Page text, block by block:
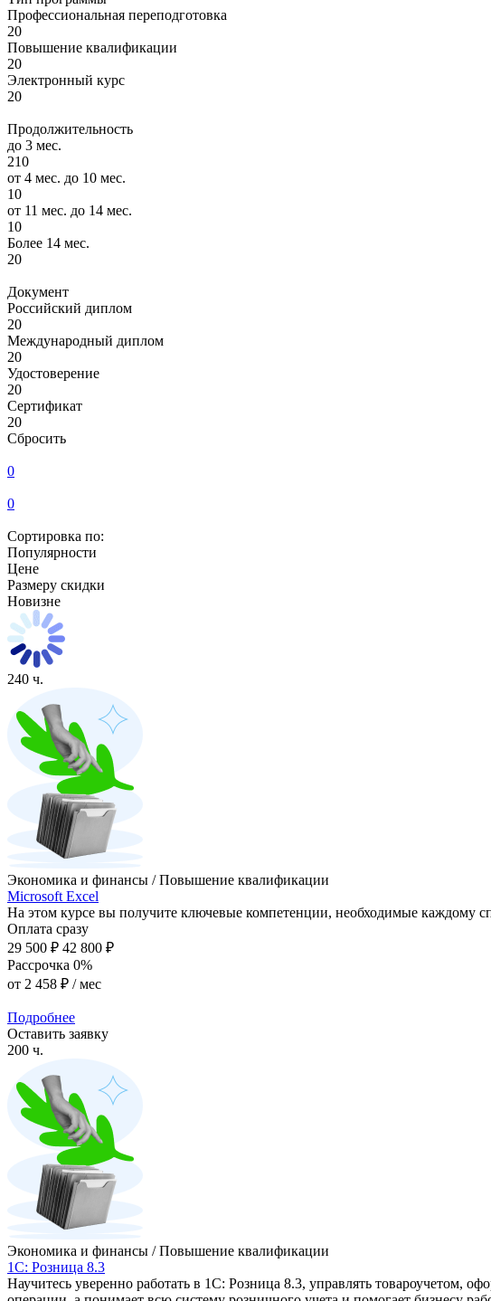
Профессиональная переподготовка
20
Повышение квалификации
20
Электронный курс
20
Продолжительность
до 3 мес.
210
от 4 мес. до 10 мес.
10
от 11 мес. до 14 мес.
10
Более 14 мес.
20
Документ
Российский диплом
20
Международный диплом
20
Удостоверение
20
Сертификат
20
Сбросить
0
0
Сортировка по:
Популярности
Цене
Размеру скидки
Новизне
240 ч.
Экономика и финансы / Повышение квалификации
Microsoft Excel
На этом курсе вы получите ключевые компетенции, необходимые каждому
Оплата сразу
29 500 ₽ 42 800 ₽
Рассрочка 0%
от 2 458 ₽ / мес
Подробнее
Оставить заявку
200 ч.
Экономика и финансы / Повышение квалификации
1С: Розница 8.3
Научитесь уверенно работать в 1С: Розница 8.3, управлять товароучетом,